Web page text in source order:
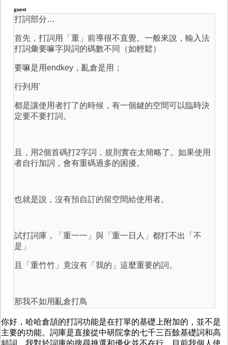
guest
打詞部分…
首先，打詞用「重」前導很不直覺。一般來說，輸入法
打詞彙要嘛字與詞的碼數不同（如輕鬆）
要嘛是用endkey，亂倉是用；
行列用'
都是讓使用者打了的時候，有一個鍵的空間可以臨時決
定要不要打詞。
且，用2個首碼打2字詞，規則實在太簡略了。如果使用
者自行加詞，會有重碼過多的困擾。
也就是說，沒有預自訂的留空間給使用者。
試打詞庫，「重一一」與「重一日人」都打不出「不
是」
且「重竹竹」竟沒有「我的」這麼重要的詞。
那我不如用亂倉打鳥
你好，哈哈倉頡的打詞功能是在打單的基礎上附加的，並不是
主要的功能。詞庫是直接從中研院拿的七千三百餘基礎詞和高